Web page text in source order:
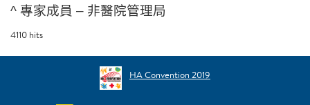
^ 專家成員 – 非醫院管理局
4110 hits
HA Convention 2019